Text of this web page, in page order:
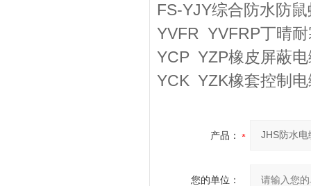
FS-YJY综合防水防
YVFR YVFRP丁晴
YCP YZP橡皮屏蔽
YCK YZK橡套控制
产品：
您的单位：